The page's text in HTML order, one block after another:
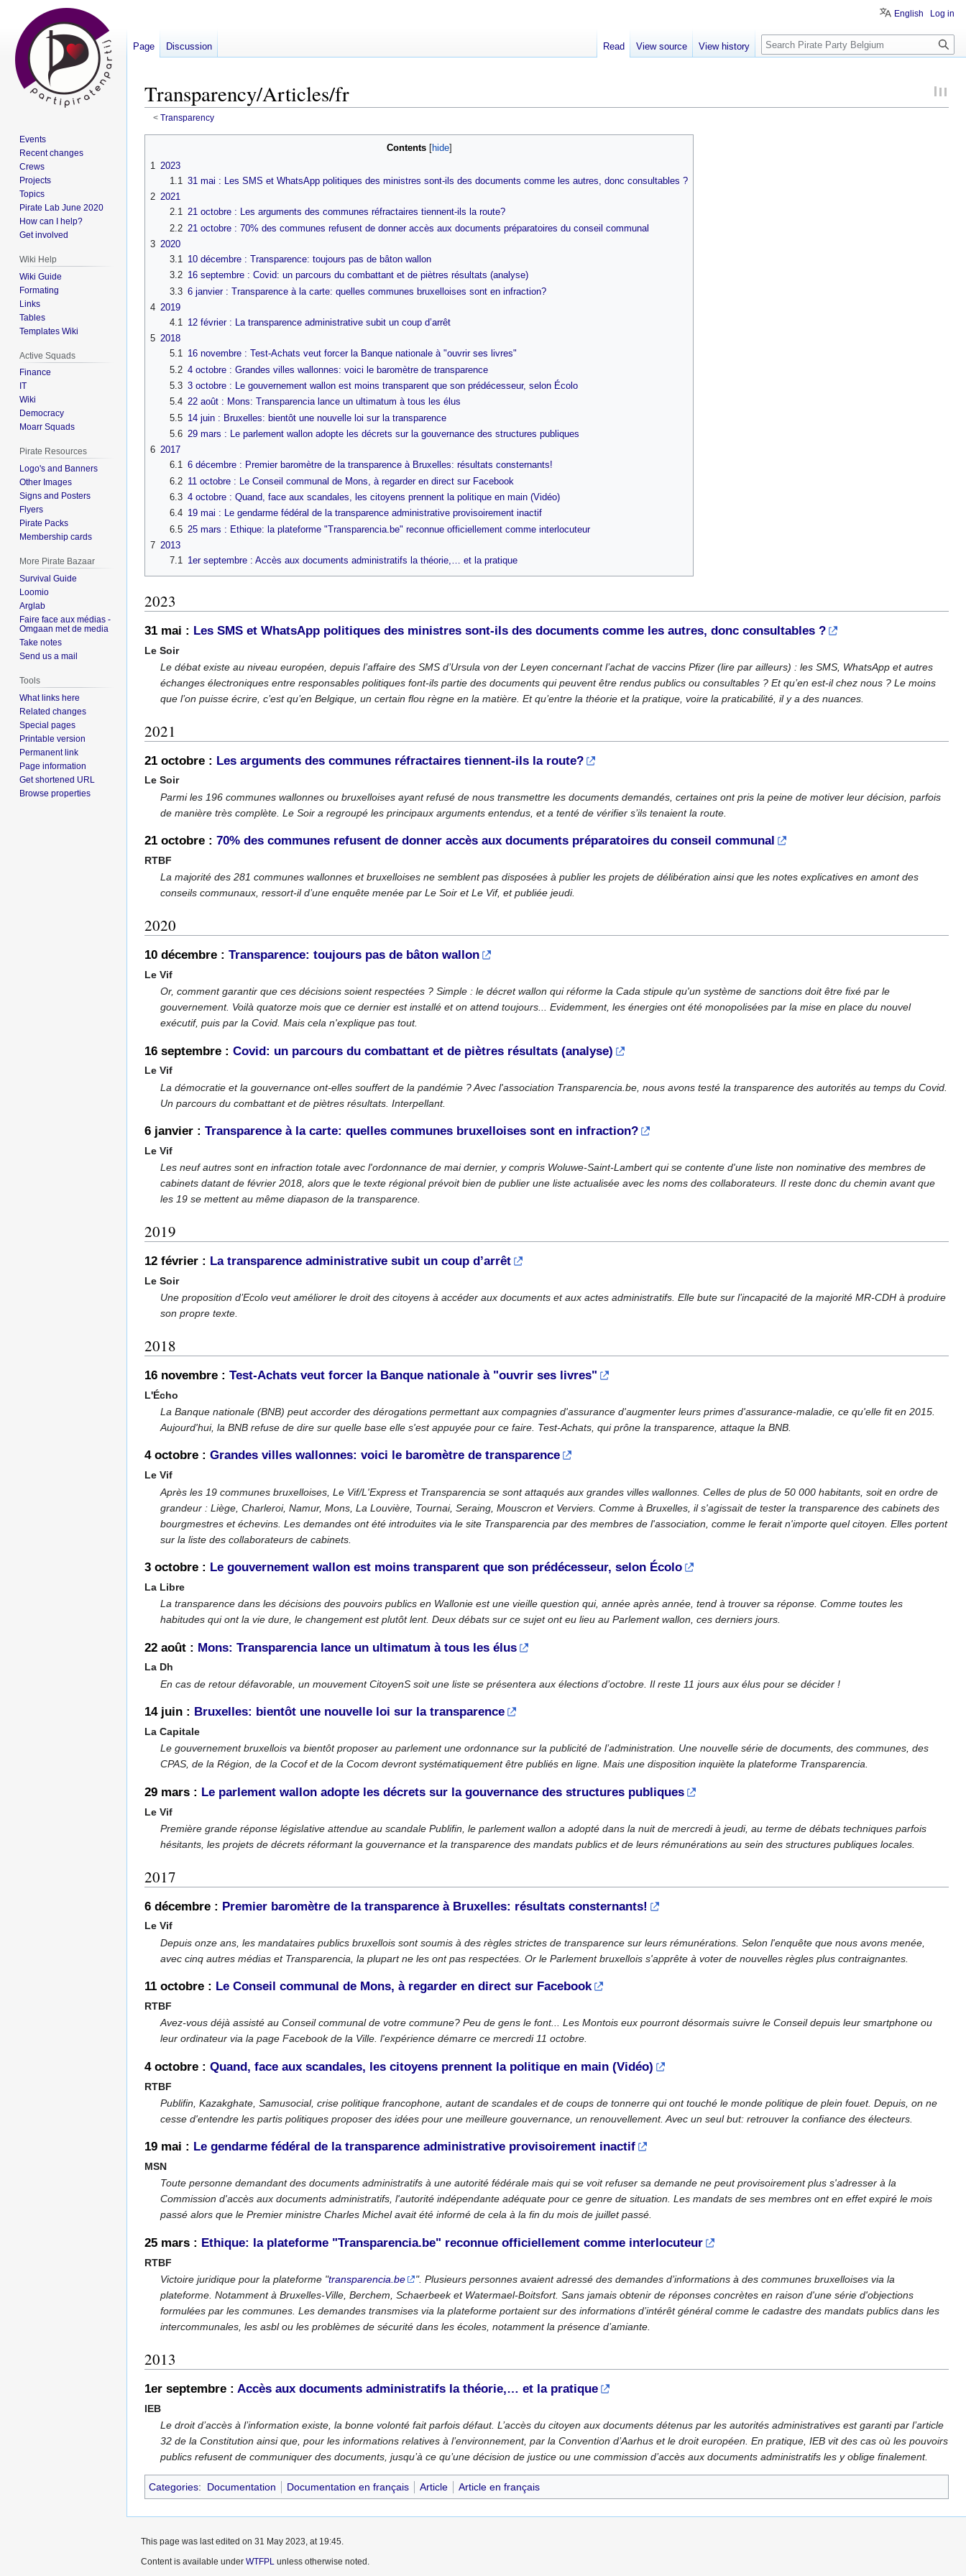
Transparency/Articles/fr
< Transparency
Contents
1 2023
1.1 31 mai : Les SMS et WhatsApp politiques des ministres sont-ils des documents comme les autres, donc consultables ?
2 2021
2.1 21 octobre : Les arguments des communes réfractaires tiennent-ils la route?
2.2 21 octobre : 70% des communes refusent de donner accès aux documents préparatoires du conseil communal
3 2020
3.1 10 décembre : Transparence: toujours pas de bâton wallon
3.2 16 septembre : Covid: un parcours du combattant et de piètres résultats (analyse)
3.3 6 janvier : Transparence à la carte: quelles communes bruxelloises sont en infraction?
4 2019
4.1 12 février : La transparence administrative subit un coup d’arrêt
5 2018
5.1 16 novembre : Test-Achats veut forcer la Banque nationale à "ouvrir ses livres"
5.2 4 octobre : Grandes villes wallonnes: voici le baromètre de transparence
5.3 3 octobre : Le gouvernement wallon est moins transparent que son prédécesseur, selon Écolo
5.4 22 août : Mons: Transparencia lance un ultimatum à tous les élus
5.5 14 juin : Bruxelles: bientôt une nouvelle loi sur la transparence
5.6 29 mars : Le parlement wallon adopte les décrets sur la gouvernance des structures publiques
6 2017
6.1 6 décembre : Premier baromètre de la transparence à Bruxelles: résultats consternants!
6.2 11 octobre : Le Conseil communal de Mons, à regarder en direct sur Facebook
6.3 4 octobre : Quand, face aux scandales, les citoyens prennent la politique en main (Vidéo)
6.4 19 mai : Le gendarme fédéral de la transparence administrative provisoirement inactif
6.5 25 mars : Ethique: la plateforme "Transparencia.be" reconnue officiellement comme interlocuteur
7 2013
7.1 1er septembre : Accès aux documents administratifs la théorie,… et la pratique
2023
31 mai : Les SMS et WhatsApp politiques des ministres sont-ils des documents comme les autres, donc consultables ?
Le Soir
Le débat existe au niveau européen, depuis l’affaire des SMS d’Ursula von der Leyen concernant l’achat de vaccins Pfizer (lire par ailleurs) : les SMS, WhatsApp et autres
échanges électroniques entre responsables politiques font-ils partie des documents qui peuvent être rendus publics ou consultables ? Et qu’en est-il chez nous ? Le moins
que l’on puisse écrire, c’est qu’en Belgique, un certain flou règne en la matière. Et qu’entre la théorie et la pratique, voire la praticabilité, il y a des nuances.
2021
21 octobre : Les arguments des communes réfractaires tiennent-ils la route?
Le Soir
Parmi les 196 communes wallonnes ou bruxelloises ayant refusé de nous transmettre les documents demandés, certaines ont pris la peine de motiver leur décision, parfois
de manière très complète. Le Soir a regroupé les principaux arguments entendus, et a tenté de vérifier s’ils tenaient la route.
21 octobre : 70% des communes refusent de donner accès aux documents préparatoires du conseil communal
RTBF
La majorité des 281 communes wallonnes et bruxelloises ne semblent pas disposées à publier les projets de délibération ainsi que les notes explicatives en amont des
conseils communaux, ressort-il d’une enquête menée par Le Soir et Le Vif, et publiée jeudi.
2020
10 décembre : Transparence: toujours pas de bâton wallon
Le Vif
Or, comment garantir que ces décisions soient respectées ? Simple : le décret wallon qui réforme la Cada stipule qu'un système de sanctions doit être fixé par le
gouvernement. Voilà quatorze mois que ce dernier est installé et on attend toujours... Evidemment, les énergies ont été monopolisées par la mise en place du nouvel
exécutif, puis par la Covid. Mais cela n'explique pas tout.
16 septembre : Covid: un parcours du combattant et de piètres résultats (analyse)
Le Vif
La démocratie et la gouvernance ont-elles souffert de la pandémie ? Avec l'association Transparencia.be, nous avons testé la transparence des autorités au temps du Covid.
Un parcours du combattant et de piètres résultats. Interpellant.
6 janvier : Transparence à la carte: quelles communes bruxelloises sont en infraction?
Le Vif
Les neuf autres sont en infraction totale avec l'ordonnance de mai dernier, y compris Woluwe-Saint-Lambert qui se contente d'une liste non nominative des membres de
cabinets datant de février 2018, alors que le texte régional prévoit bien de publier une liste actualisée avec les noms des collaborateurs. Il reste donc du chemin avant que
les 19 se mettent au même diapason de la transparence.
2019
12 février : La transparence administrative subit un coup d’arrêt
Le Soir
Une proposition d’Ecolo veut améliorer le droit des citoyens à accéder aux documents et aux actes administratifs. Elle bute sur l’incapacité de la majorité MR-CDH à produire
son propre texte.
2018
16 novembre : Test-Achats veut forcer la Banque nationale à "ouvrir ses livres"
L'Écho
La Banque nationale (BNB) peut accorder des dérogations permettant aux compagnies d'assurance d'augmenter leurs primes d'assurance-maladie, ce qu'elle fit en 2015.
Aujourd'hui, la BNB refuse de dire sur quelle base elle s'est appuyée pour ce faire. Test-Achats, qui prône la transparence, attaque la BNB.
4 octobre : Grandes villes wallonnes: voici le baromètre de transparence
Le Vif
Après les 19 communes bruxelloises, Le Vif/L'Express et Transparencia se sont attaqués aux grandes villes wallonnes. Celles de plus de 50 000 habitants, soit en ordre de
grandeur : Liège, Charleroi, Namur, Mons, La Louvière, Tournai, Seraing, Mouscron et Verviers. Comme à Bruxelles, il s'agissait de tester la transparence des cabinets des
bourgmestres et échevins. Les demandes ont été introduites via le site Transparencia par des membres de l'association, comme le ferait n'importe quel citoyen. Elles portent
sur la liste des collaborateurs de cabinets.
3 octobre : Le gouvernement wallon est moins transparent que son prédécesseur, selon Écolo
La Libre
La transparence dans les décisions des pouvoirs publics en Wallonie est une vieille question qui, année après année, tend à trouver sa réponse. Comme toutes les
habitudes qui ont la vie dure, le changement est plutôt lent. Deux débats sur ce sujet ont eu lieu au Parlement wallon, ces derniers jours.
22 août : Mons: Transparencia lance un ultimatum à tous les élus
La Dh
En cas de retour défavorable, un mouvement CitoyenS soit une liste se présentera aux élections d’octobre. Il reste 11 jours aux élus pour se décider !
14 juin : Bruxelles: bientôt une nouvelle loi sur la transparence
La Capitale
Le gouvernement bruxellois va bientôt proposer au parlement une ordonnance sur la publicité de l’administration. Une nouvelle série de documents, des communes, des
CPAS, de la Région, de la Cocof et de la Cocom devront systématiquement être publiés en ligne. Mais une disposition inquiète la plateforme Transparencia.
29 mars : Le parlement wallon adopte les décrets sur la gouvernance des structures publiques
Le Vif
Première grande réponse législative attendue au scandale Publifin, le parlement wallon a adopté dans la nuit de mercredi à jeudi, au terme de débats techniques parfois
hésitants, les projets de décrets réformant la gouvernance et la transparence des mandats publics et de leurs rémunérations au sein des structures publiques locales.
2017
6 décembre : Premier baromètre de la transparence à Bruxelles: résultats consternants!
Le Vif
Depuis onze ans, les mandataires publics bruxellois sont soumis à des règles strictes de transparence sur leurs rémunérations. Selon l'enquête que nous avons menée,
avec cinq autres médias et Transparencia, la plupart ne les ont pas respectées. Or le Parlement bruxellois s'apprête à voter de nouvelles règles plus contraignantes.
11 octobre : Le Conseil communal de Mons, à regarder en direct sur Facebook
RTBF
Avez-vous déjà assisté au Conseil communal de votre commune? Peu de gens le font... Les Montois eux pourront désormais suivre le Conseil depuis leur smartphone ou
leur ordinateur via la page Facebook de la Ville. l'expérience démarre ce mercredi 11 octobre.
4 octobre : Quand, face aux scandales, les citoyens prennent la politique en main (Vidéo)
RTBF
Publifin, Kazakghate, Samusocial, crise politique francophone, autant de scandales et de coups de tonnerre qui ont touché le monde politique de plein fouet. Depuis, on ne
cesse d'entendre les partis politiques proposer des idées pour une meilleure gouvernance, un renouvellement. Avec un seul but: retrouver la confiance des électeurs.
19 mai : Le gendarme fédéral de la transparence administrative provisoirement inactif
MSN
Toute personne demandant des documents administratifs à une autorité fédérale mais qui se voit refuser sa demande ne peut provisoirement plus s'adresser à la
Commission d'accès aux documents administratifs, l'autorité indépendante adéquate pour ce genre de situation. Les mandats de ses membres ont en effet expiré le mois
passé alors que le Premier ministre Charles Michel avait été informé de cela à la fin du mois de juillet passé.
25 mars : Ethique: la plateforme "Transparencia.be" reconnue officiellement comme interlocuteur
RTBF
Victoire juridique pour la plateforme "transparencia.be
". Plusieurs personnes avaient adressé des demandes d’informations à des communes bruxelloises via la
plateforme. Notamment à Bruxelles-Ville, Berchem, Schaerbeek et Watermael-Boitsfort. Sans jamais obtenir de réponses concrètes en raison d'une série d'objections
formulées par les communes. Les demandes transmises via la plateforme portaient sur des informations d’intérêt général comme le cadastre des mandats publics dans les
intercommunales, les asbl ou les problèmes de sécurité dans les écoles, notamment la présence d’amiante.
2013
1er septembre : Accès aux documents administratifs la théorie,… et la pratique
IEB
Le droit d’accès à l’information existe, la bonne volonté fait parfois défaut. L’accès du citoyen aux documents détenus par les autorités administratives est garanti par l’article
32 de la Constitution ainsi que, pour les informations relatives à l’environnement, par la Convention d’Aarhus et le droit européen. En pratique, IEB vit des cas où les pouvoirs
publics refusent de communiquer des documents, jusqu’à ce qu’une décision de justice ou une commission d’accès aux documents administratifs les y oblige finalement.
Categories: Documentation Documentation en français Article Article en français
English Log in
Page Discussion Read View source View history Search
Events
Recent changes
Crews
Projects
Topics
Pirate Lab June 2020
How can I help?
Get involved
Wiki Help
Wiki Guide
Formating
Links
Tables
Templates Wiki
Active Squads
Finance
IT
Wiki
Democracy
Moarr Squads
Pirate Resources
Logo's and Banners
Other Images
Signs and Posters
Flyers
Pirate Packs
Membership cards
More Pirate Bazaar
Survival Guide
Loomio
Arglab
Faire face aux médias -
Omgaan met de media
Take notes
Send us a mail
Tools
What links here
Related changes
Special pages
Printable version
Permanent link
Page information
Get shortened URL
Browse properties
This page was last edited on 31 May 2023, at 19:45.
Content is available under WTFPL unless otherwise noted.